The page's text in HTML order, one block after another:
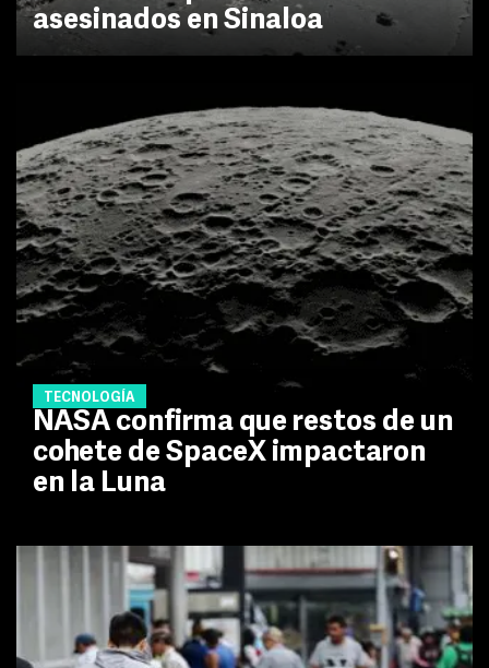
asesinados en Sinaloa
TECNOLOGÍA
NASA confirma que restos de un
cohete de SpaceX impactaron
en la Luna